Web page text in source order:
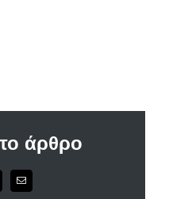
άρθρο
Email